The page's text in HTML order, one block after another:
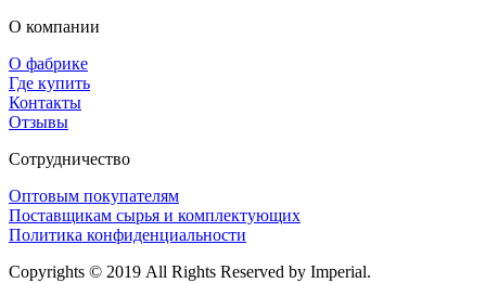
О компании
О фабрике
Где купить
Контакты
Отзывы
Сотрудничество
Оптовым покупателям
Поставщикам сырья и комплектующих
Политика конфиденциальности
Copyrights © 2019 All Rights Reserved by Imperial.